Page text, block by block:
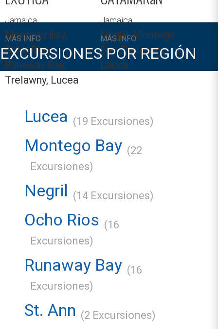
Jamaica
Montego Bay,
Ocho Rios,
Runaway Bay,
Trelawny, Lucea
MÁS INFO
Jamaica
Negril, Montego
Bay, Trelawny,
Lucea
MÁS INFO
EXCURSIONES POR REGIÓN
Lucea (19 Excursiones)
Montego Bay (22
Excursiones)
Negril (14 Excursiones)
Ocho Rios (16
Excursiones)
Runaway Bay (16
Excursiones)
St. Ann (2 Excursiones)